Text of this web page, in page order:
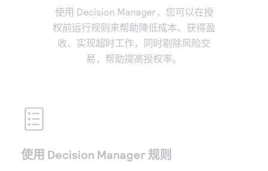
使用 Decision Manager，您可以在授
权前运行规则来帮助降低成本、获得盈
收、实现超时工作，同时剔除风险交
易，帮助提高授权率。
使用 Decision Manager 规则